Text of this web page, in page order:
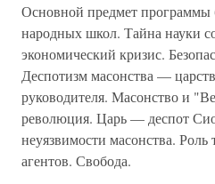
Основной предмет программы
народных школ. Тайна науки
экономический кризис.
Деспотизм масонства —
руководителя. Масонство и
революция. Царь — деспот
неуязвимости масонства.
агентов. Свобода.